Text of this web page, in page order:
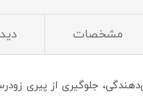
مشخصات
جلوگیری از پیری